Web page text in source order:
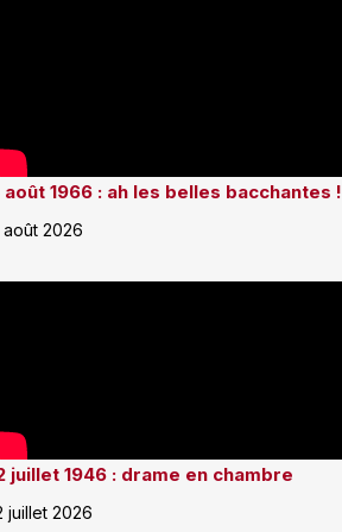
août 1966 : ah les belles bacchantes !
2026
juillet 1946 : drame en chambre
juillet 2026